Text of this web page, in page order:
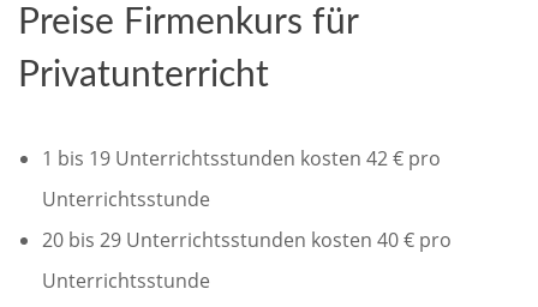
Preise Firmenkurs für
Privatunterricht
1 bis 19 Unterrichtsstunden kosten 42 € pro
Unterrichtsstunde
20 bis 29 Unterrichtsstunden kosten 40 € pro
Unterrichtsstunde